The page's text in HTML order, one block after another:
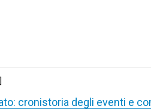
cronistoria degli eventi e